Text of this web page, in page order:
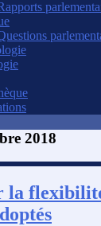
2018
la